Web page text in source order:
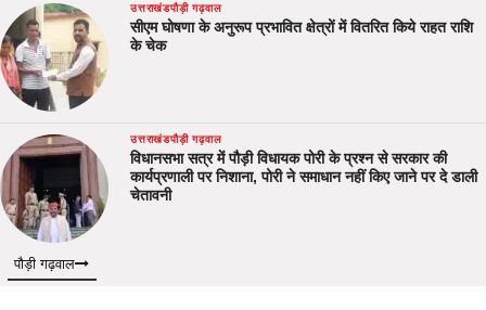
उत्तराखंडपौड़ी गढ़वाल
सीएम घोषणा के अनुरूप प्रभावित क्षेत्रों में वितरित किये राहत राशि
के चेक
उत्तराखंडपौड़ी गढ़वाल
विधानसभा सत्र में पौड़ी विधायक पोरी के प्रश्न से सरकार की
कार्यप्रणाली पर निशाना, पोरी ने समाधान नहीं किए जाने पर दे डाली
चेतावनी
पौड़ी गढ़वाल